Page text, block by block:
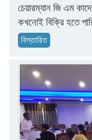
চেয়ারম্যান জি এম
কখনোই বিক্রি হতে
বিস্তারিত